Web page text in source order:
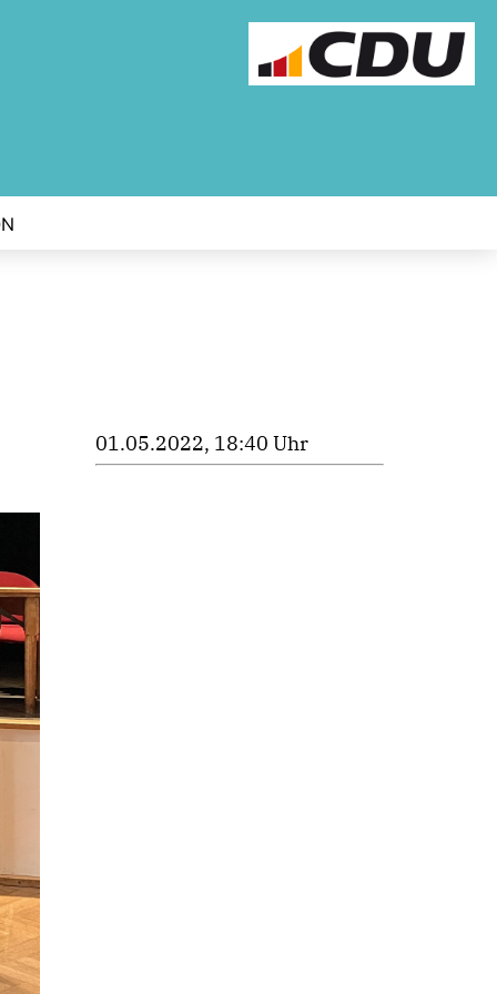
01.05.2022, 18:40 Uhr